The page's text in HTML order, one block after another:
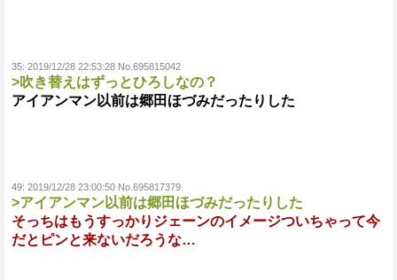
35: 2019/12/28 22:53:28 No.695815042
>吹き替えはずっとひろしなの？
アイアンマン以前は郷田ほづみだったりした
49: 2019/12/28 23:00:50 No.695817379
>アイアンマン以前は郷田ほづみだったりした
そっちはもうすっかりジェーンのイメージついちゃって今
だとピンと来ないだろうな…